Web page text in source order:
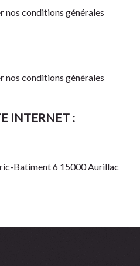
nos conditions générales
nos conditions générales
INTERNET :
Batiment 6 15000 Aurillac